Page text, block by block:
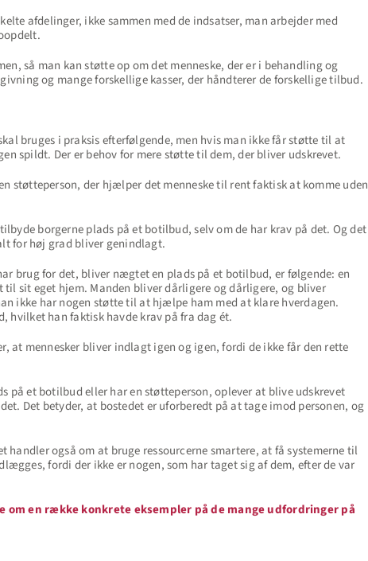
afdelinger, ikke sammen med de indsatser, man arbejder med
så man kan støtte op om det menneske, der er i behandling og
og mange forskellige kasser, der håndterer de forskellige tilbud.
bruges i praksis efterfølgende, men hvis man ikke får støtte til at
spildt. Der er behov for mere støtte til dem, der bliver udskrevet.
støtteperson, der hjælper det menneske til rent faktisk at komme uden
borgerne plads på et botilbud, selv om de har krav på det. Og det
for høj grad bliver genindlagt.
brug for det, bliver nægtet en plads på et botilbud, er følgende: en
sit eget hjem. Manden bliver dårligere og dårligere, og bliver
ikke har nogen støtte til at hjælpe ham med at klare hverdagen.
hvilket han faktisk havde krav på fra dag ét.
at mennesker bliver indlagt igen og igen, fordi de ikke får den rette
på et botilbud eller har en støtteperson, oplever at blive udskrevet
Det betyder, at bostedet er uforberedt på at tage imod personen, og
handler også om at bruge ressourcerne smartere, at få systemerne til
fordi der ikke er nogen, som har taget sig af dem, efter de var
en række konkrete eksempler på de mange udfordringer på